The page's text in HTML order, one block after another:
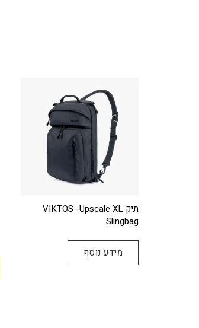
תיק VIKTOS -Upscale XL
Slingbag
מידע נוסף